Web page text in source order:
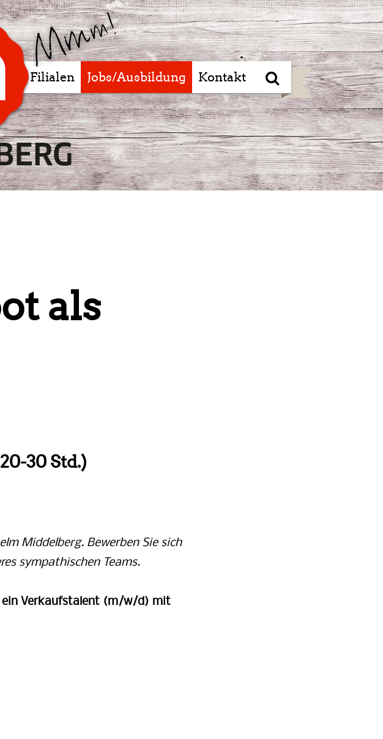
Filialen Jobs/Ausbildung Kontakt
als
30 Std.)
Middelberg. Bewerben Sie sich
sympathischen Teams.
ein Verkaufstalent (m/w/d) mit